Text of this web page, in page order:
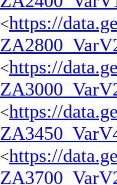
<https://
<https://
<https://
<https://